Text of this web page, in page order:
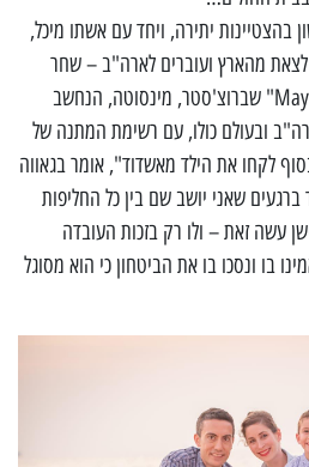
יתירה, ויחד עם אשתו מיכל,
מהארץ ועוברים לארה"ב – שחר
מתקבל לבית החולים "Mayo Clinic" שברוצ'סטר, מינסוטה, הנחשב
ובעולם כולו, עם רשימת המתנה של
לקחו את הילד מאשדוד", אומר בגאווה
שאני יושב שם בין כל החליפות
עשה זאת – ולו רק בזכות העובדה
בו ונסכו בו את הביטחון כי הוא מסוגל